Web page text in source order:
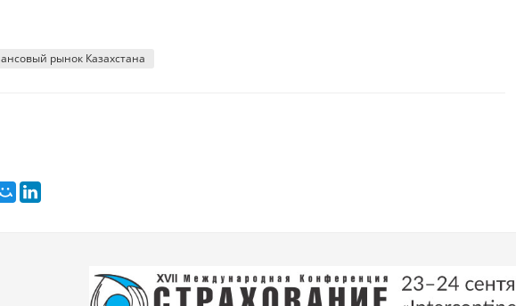
рынок Казахстана
по кредитным картам в США в 2022 году достиг $3,09 трлн: Insider Intelligence
банки стали чаще выдавать долларовые кредиты